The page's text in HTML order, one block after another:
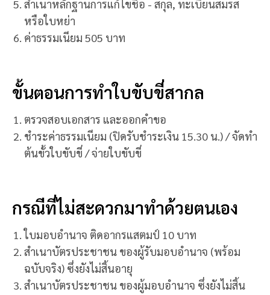
สำเนาหลักฐานการแก้ไขชื่อ - สกุล, ทะเบียนสมรส
หรือใบหย่า
ค่าธรรมเนียม 505 บาท
ขั้นตอนการทำใบขับขี่สากล
ตรวจสอบเอกสาร และออกคำขอ
ชำระค่าธรรมเนียม (ปิดรับชำระเงิน 15.30 น.) / จัดทำ
ต้นขั้วใบขับขี่ / จ่ายใบขับขี่
กรณีที่ไม่สะดวกมาทำด้วยตนเอง
ใบมอบอำนาจ ติดอากรแสตมป์ 10 บาท
สำเนาบัตรประชาชน ของผู้รับมอบอำนาจ (พร้อม
ฉบับจริง) ซึ่งยังไม่สิ้นอายุ
สำเนาบัตรประชาชน ของผู้มอบอำนาจ ซึ่งยังไม่สิ้น